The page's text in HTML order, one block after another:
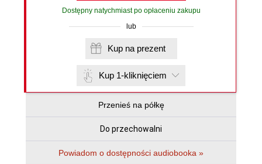
Dostępny natychmiast po opłaceniu zakupu
lub
Kup na prezent
Kup 1-kliknięciem
Przenieś na półkę
Do przechowalni
Powiadom o dostępności audiobooka »